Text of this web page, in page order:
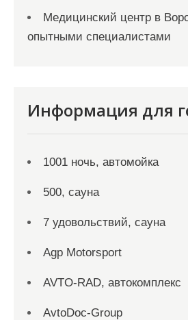
Медицинский центр в
опытными специалистами
Информация для
1001 ночь, автомойка
500, сауна
7 удовольствий, сауна
Agp Motorsport
AVTO-RAD, автокомплекс
AvtoDoc-Group